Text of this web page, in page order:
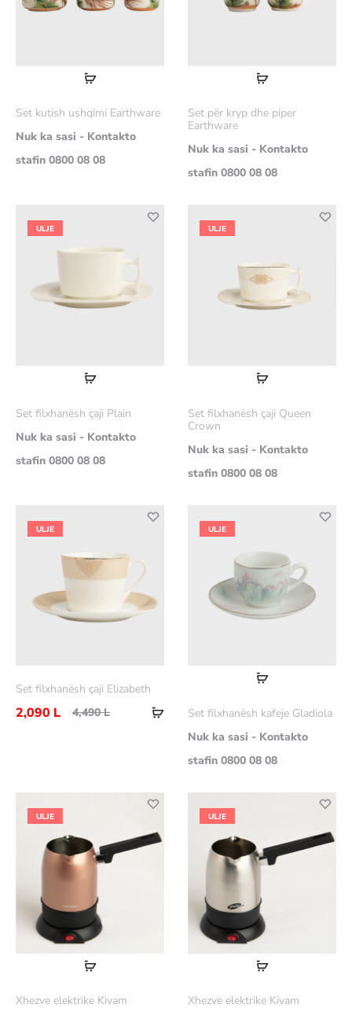
Lexoni
Set kutish ushqimi Earthware
Nuk ka sasi - Kontakto
stafin 0800 08 08
Lexoni
Set për kryp dhe piper
Earthware
Nuk ka sasi - Kontakto
stafin 0800 08 08
ULJE
Lexoni
shumë
Set filxhanësh çaji Plain
Nuk ka sasi - Kontakto
stafin 0800 08 08
ULJE
Lexoni
shumë
Set filxhanësh çaji Queen
Crown
Nuk ka sasi - Kontakto
stafin 0800 08 08
ULJE
Shtoje
shportë
Set filxhanësh çaji Elizabeth
4,490L
2,090 L
ULJE
Lexoni
shumë
Set filxhanësh kafeje Gladiola
Nuk ka sasi - Kontakto
stafin 0800 08 08
ULJE
Lexoni
Xhezve elektrike Kivam
ULJE
Lexoni
Xhezve elektrike Kivam